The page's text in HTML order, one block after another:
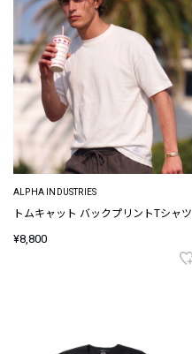
ALPHA INDUSTRIES
トムキャット バックプリントTシャツ
¥8,800